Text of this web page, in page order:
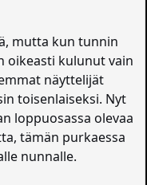
mutta kun tunnin
oikeasti kulunut vain
näyttelijät
toisenlaiseksi. Nyt
loppuosassa olevaa
tämän purkaessa
nunnalle.